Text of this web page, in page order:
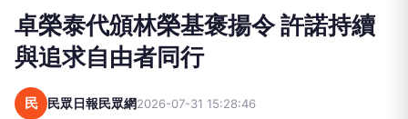
卓榮泰代頒林榮基褒揚令 許諾持續
與追求自由者同行
民 民眾日報民眾網2026-07-31 15:28:46